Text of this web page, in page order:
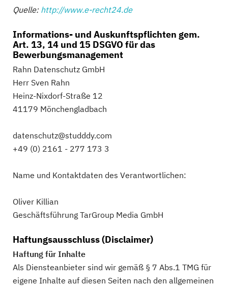
Quelle: http://www.e-recht24.de
Informations- und Auskunftspflichten gem.
Art. 13, 14 und 15 DSGVO für das
Bewerbungsmanagement
Rahn Datenschutz GmbH
Herr Sven Rahn
Heinz-Nixdorf-Straße 12
41179 Mönchengladbach
datenschutz@studddy.com
+49 (0) 2161 - 277 173 3
Name und Kontaktdaten des Verantwortlichen:
Oliver Killian
Geschäftsführung TarGroup Media GmbH
Haftungsausschluss (Disclaimer)
Haftung für Inhalte
Als Diensteanbieter sind wir gemäß § 7 Abs.1 TMG für
eigene Inhalte auf diesen Seiten nach den allgemeinen